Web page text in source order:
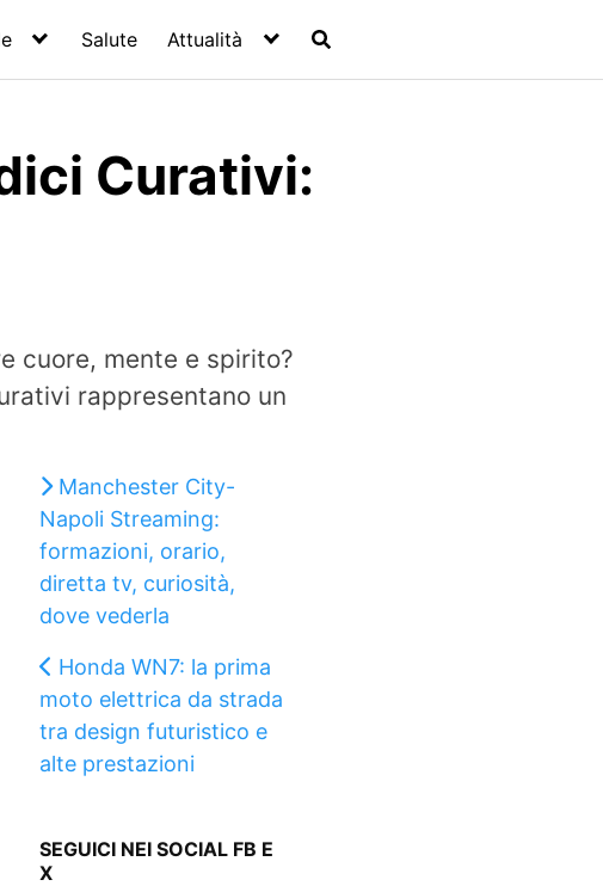
Salute Attualità
Curativi:
cuore, mente e spirito?
rappresentano un
Manchester City-
Napoli Streaming:
formazioni, orario,
diretta tv, curiosità,
dove vederla
Honda WN7: la prima
moto elettrica da strada
tra design futuristico e
alte prestazioni
SEGUICI NEI SOCIAL FB E
X